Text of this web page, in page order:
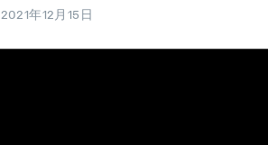
2021年12月15日